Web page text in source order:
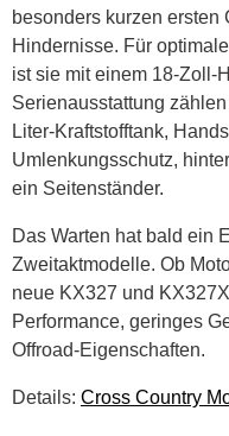
besonders kurzen ersten
Hindernisse. Für
ist sie mit einem 18-Zoll-
Serienausstattung
Liter-Kraftstofftank,
Umlenkungsschutz,
ein Seitenständer.
Das Warten hat bald ein
Zweitaktmodelle. Ob
neue KX327 und
Performance, geringes
Offroad-Eigenschaften.
Details: Cross Country